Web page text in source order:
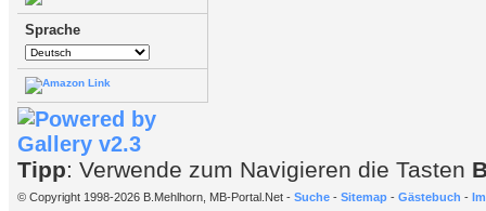
Sprache
Tipp: Verwende zum Navigieren die Tasten
© Copyright 1998-2026 B.Mehlhorn, MB-Portal.Net - Suche - Sitemap - Gästebuch -